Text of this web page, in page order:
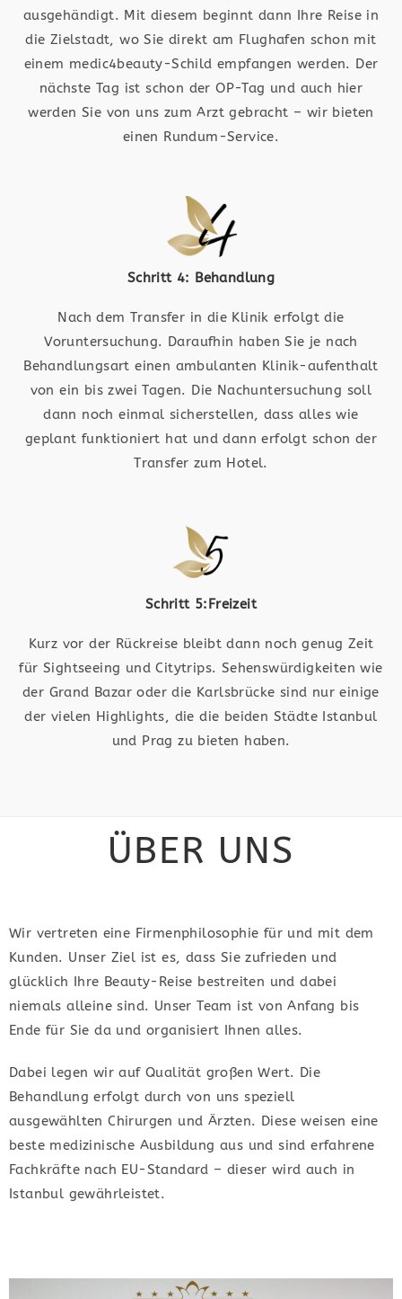
ausgehändigt. Mit diesem beginnt dann Ihre Reise in
die Zielstadt, wo Sie direkt am Flughafen schon mit
einem medic4beauty-Schild empfangen werden. Der
nächste Tag ist schon der OP-Tag und auch hier
werden Sie von uns zum Arzt gebracht – wir bieten
einen Rundum-Service.
Schritt 4: Behandlung
Nach dem Transfer in die Klinik erfolgt die
Voruntersuchung. Daraufhin haben Sie je nach
Behandlungsart einen ambulanten Klinik-aufenthalt
von ein bis zwei Tagen. Die Nachuntersuchung soll
dann noch einmal sicherstellen, dass alles wie
geplant funktioniert hat und dann erfolgt schon der
Transfer zum Hotel.
Schritt 5:Freizeit
Kurz vor der Rückreise bleibt dann noch genug Zeit
für Sightseeing und Citytrips. Sehenswürdigkeiten wie
der Grand Bazar oder die Karlsbrücke sind nur einige
der vielen Highlights, die die beiden Städte Istanbul
und Prag zu bieten haben.
ÜBER UNS
Wir vertreten eine Firmenphilosophie für und mit dem
Kunden. Unser Ziel ist es, dass Sie zufrieden und
glücklich Ihre Beauty-Reise bestreiten und dabei
niemals alleine sind. Unser Team ist von Anfang bis
Ende für Sie da und organisiert Ihnen alles.
Dabei legen wir auf Qualität großen Wert. Die
Behandlung erfolgt durch von uns speziell
ausgewählten Chirurgen und Ärzten. Diese weisen eine
beste medizinische Ausbildung aus und sind erfahrene
Fachkräfte nach EU-Standard – dieser wird auch in
Istanbul gewährleistet.